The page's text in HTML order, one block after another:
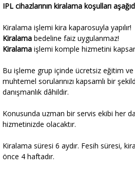
IPL cihazlarının kiralama koşulları
Kiralama işlemi kira kaparosuyla yapılır!
Kiralama bedeline faiz uygulanmaz!
Kiralama işlemi komple hizmetini
Bu işleme grup içinde ücretsiz eğitim ve
muhtemel sorularınızı kapsamlı bir
danışmanlık dâhildir.
Konusunda uzman bir servis ekibi her
hizmetinizde olacaktır.
Kiralama süresi 6 aydır. Fesih süresi,
önce 4 haftadır.